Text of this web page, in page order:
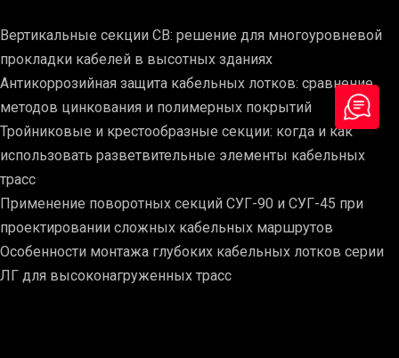
Вертикальные секции СВ: решение для многоуровневой
прокладки кабелей в высотных зданиях
Антикоррозийная защита кабельных лотков: сравнение
методов цинкования и полимерных покрытий
Тройниковые и крестообразные секции: когда и как
использовать разветвительные элементы кабельных
трасс
Применение поворотных секций СУГ-90 и СУГ-45 при
проектировании сложных кабельных маршрутов
Особенности монтажа глубоких кабельных лотков серии
ЛГ для высоконагруженных трасс